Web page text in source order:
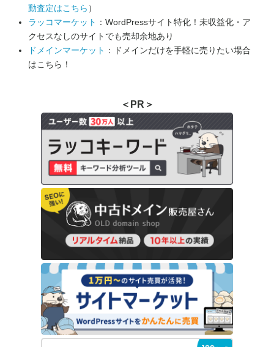
動査定はこちら ）
ラッコマーケット ：WordPressサイト特化！未収益化・ア
クセスなしのサイトでも売却余地あり
ドメインマーケット ：ドメインだけを手軽に売りたい場合
はこちら！
＜PR＞